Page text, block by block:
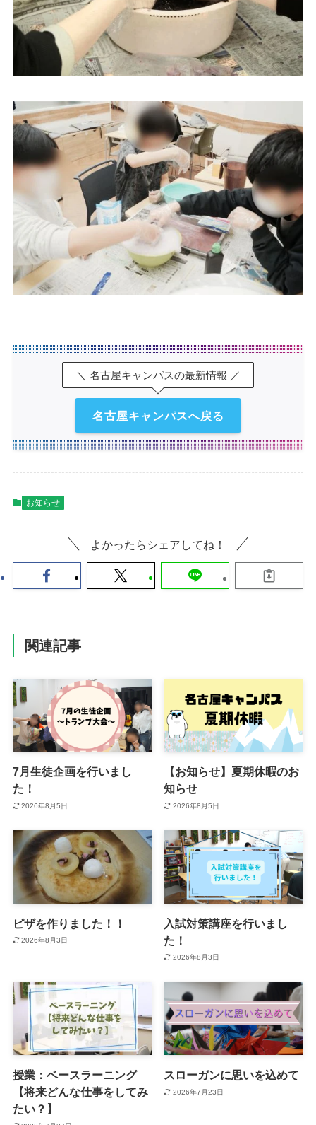
＼ 名古屋キャンパスの最新情報 ／
名古屋キャンパスへ戻る
お知らせ
よかったらシェアしてね！
関連記事
7月生徒企画を行いまし
た！
2026年8月5日
【お知らせ】夏期休暇のお
知らせ
2026年8月5日
ピザを作りました！！
2026年8月3日
入試対策講座を行いまし
た！
2026年8月3日
授業：ベースラーニング
【将来どんな仕事をしてみ
たい？】
スローガンに思いを込めて
2026年7月23日